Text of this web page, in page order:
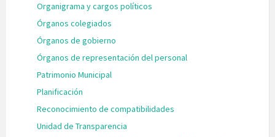
Organigrama y cargos políticos
Órganos colegiados
Órganos de gobierno
Órganos de representación del personal
Patrimonio Municipal
Planificación
Reconocimiento de compatibilidades
Unidad de Transparencia